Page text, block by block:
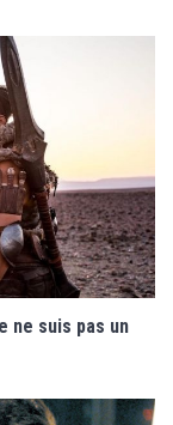
ne suis pas un